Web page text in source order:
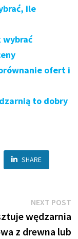
ile
wybrać
ofert i
to dobry
SHARE
NEXT POST
wędzarnia
z drewna lub